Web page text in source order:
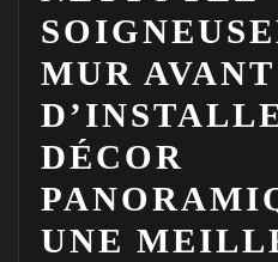
MUR AVANT
DÉCOR
UNE